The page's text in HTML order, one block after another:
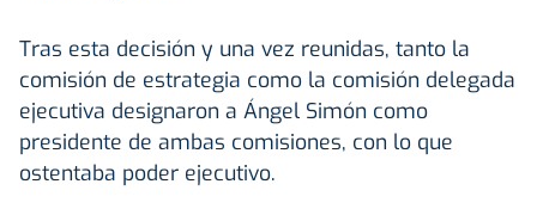
Tras esta decisión y una vez reunidas, tanto la
comisión de estrategia como la comisión delegada
ejecutiva designaron a Ángel Simón como
presidente de ambas comisiones, con lo que
ostentaba poder ejecutivo.